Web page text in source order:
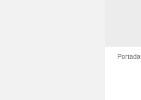
Portada